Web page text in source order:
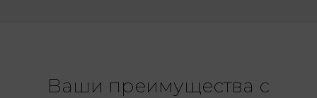
Ваши преимущества с